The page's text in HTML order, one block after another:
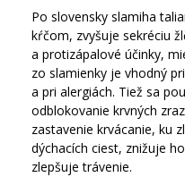
Po slovensky slamiha
kŕčom, zvyšuje sekréciu
a protizápalové účinky,
zo slamienky je vhodný
a pri alergiách. Tiež sa
odblokovanie krvných
zastavenie krvácanie, ku
dýchacích ciest, znižuje
zlepšuje trávenie.